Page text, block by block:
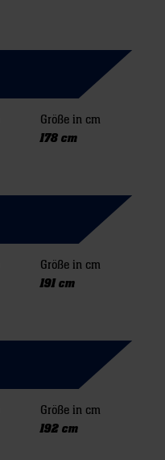
Größe in cm
178 cm
Größe in cm
191 cm
Größe in cm
192 cm